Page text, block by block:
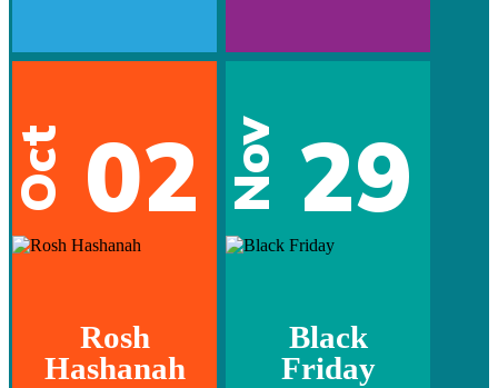
Oct 02
Rosh
Hashanah
Nov 29
Black
Friday